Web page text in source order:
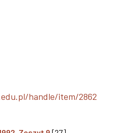
handle/item/2862